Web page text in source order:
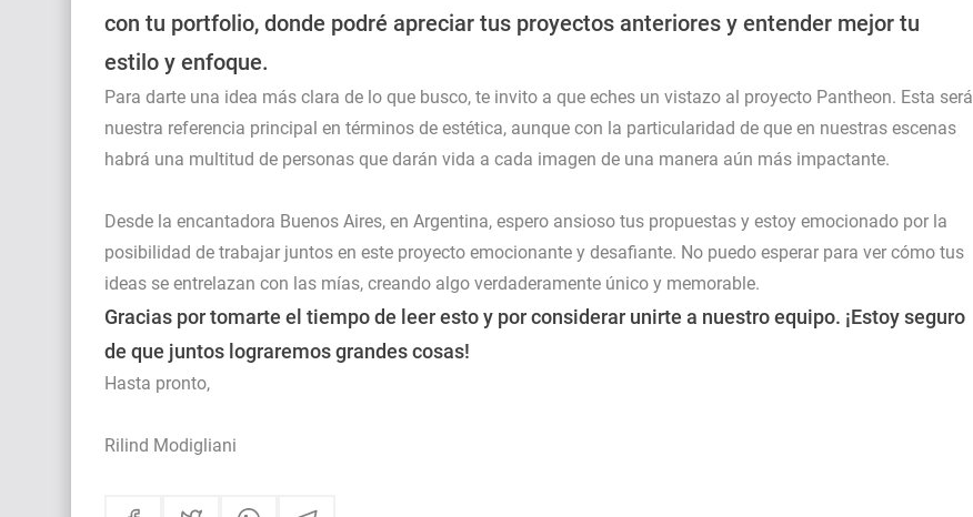
con tu portfolio, donde podré apreciar tus proyectos anteriores y entender mejor tu
estilo y enfoque.
Para darte una idea más clara de lo que busco, te invito a que eches un vistazo al proyecto Pantheon. Esta será
nuestra referencia principal en términos de estética, aunque con la particularidad de que en nuestras escenas
habrá una multitud de personas que darán vida a cada imagen de una manera aún más impactante.
Desde la encantadora Buenos Aires, en Argentina, espero ansioso tus propuestas y estoy emocionado por la
posibilidad de trabajar juntos en este proyecto emocionante y desafiante. No puedo esperar para ver cómo tus
ideas se entrelazan con las mías, creando algo verdaderamente único y memorable.
Gracias por tomarte el tiempo de leer esto y por considerar unirte a nuestro equipo. ¡Estoy seguro
de que juntos lograremos grandes cosas!
Hasta pronto,
Rilind Modigliani